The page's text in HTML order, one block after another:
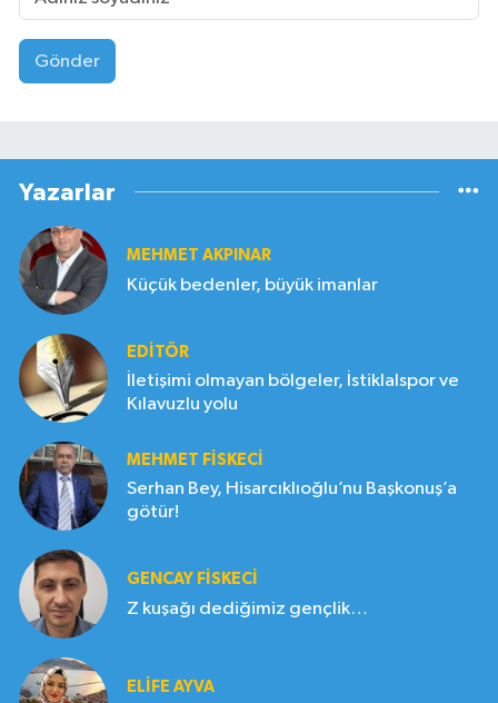
Gönder
Yazarlar
MEHMET AKPINAR
Küçük bedenler, büyük imanlar
EDITÖR
İletişimi olmayan bölgeler, İstiklalspor ve
Kılavuzlu yolu
MEHMET FİSKECİ
Serhan Bey, Hisarcıklıoğlu’nu Başkonuş’a
götür!
GENCAY FİSKECİ
Z kuşağı dediğimiz gençlik…
ELIFE AYVA